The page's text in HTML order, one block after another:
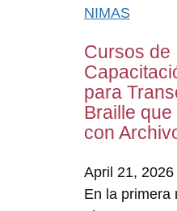
NIMAS
Cursos de
para
Braille
con
April 21, 2026
En la primera